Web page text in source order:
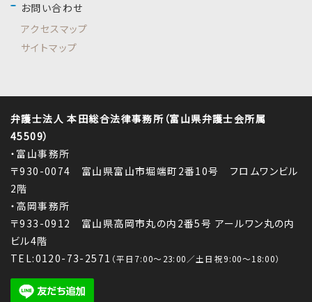
お問い合わせ
アクセスマップ
サイトマップ
弁護士法人 本田総合法律事務所（富山県弁護士会所属
45509）
・富山事務所
〒930-0074 富山県富山市堀端町2番10号 フロムワンビル
2階
・高岡事務所
〒933-0912 富山県高岡市丸の内2番5号 アールワン丸の内
ビル4階
TEL:0120-73-2571 （平日7:00～23:00／土日祝9:00～18:00）